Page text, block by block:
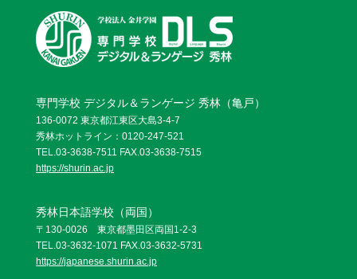
専門学校 デジタル＆ランゲージ 秀林（亀戸）
136-0072 東京都江東区大島3-4-7
秀林ホットライン：0120-247-521
TEL.03-3638-7511 FAX.03-3638-7515
https://shurin.ac.jp
秀林日本語学校（両国）
〒130-0026 東京都墨田区両国1-2-3
TEL.03-3632-1071 FAX.03-3632-5731
https://japanese.shurin.ac.jp